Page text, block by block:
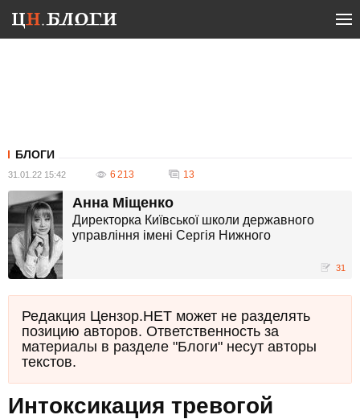
БЛОГИ
31.01.22 15:42 6 213 13
Анна Міщенко
Директорка Київської школи державного
управління імені Сергія Нижного
31
Редакция Цензор.НЕТ может не разделять
позицию авторов. Ответственность за
материалы в разделе "Блоги" несут авторы
текстов.
Интоксикация тревогой